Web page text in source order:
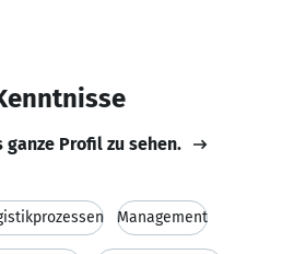
ganze Profil zu sehen.
Management